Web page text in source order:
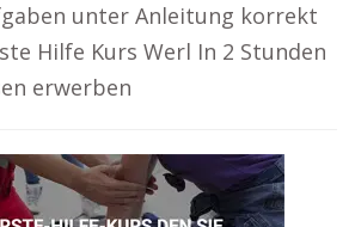
unter Anleitung korrekt
Hilfe Kurs Werl In 2 Stunden
erwerben